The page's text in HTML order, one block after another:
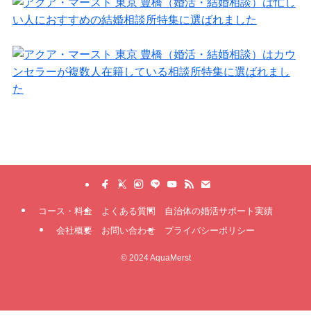
コース・料金 よくある質問
自治体の婚活サポート実績
会社概要
お問い合わせ プライバシーポリシー
©2024 AquaMerst